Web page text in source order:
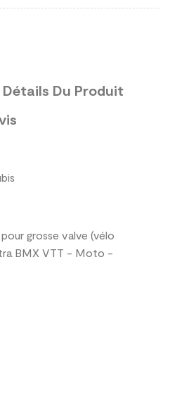
Détails Du Produit
grosse valve (vélo
BMX VTT - Moto -